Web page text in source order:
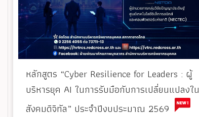
หลักสูตร “Cyber Resilience for Leaders : ผู้
บริหารยุค AI ในการรับมือกับการเปลี่ยนแปลงใน
สังคมดิจิทัล” ประจำปีงบประมาณ 2569